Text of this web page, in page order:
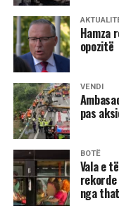
Hamza
opozitë
VENDI
pas
BOTË
Vala e
nga